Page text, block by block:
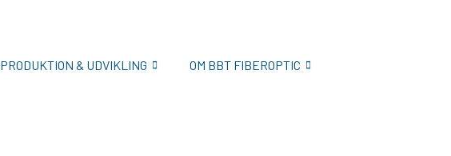
PRODUKTION & UDVIKLING OM BBT FIBEROPTIC